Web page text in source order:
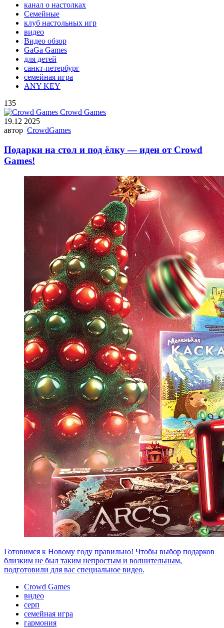
канал о настолках
Семейные
клуб настольных игр
видео
Видео обзор
GaGa Games
для детей
санкт-петербург
семейная игра
ANY KEY
135
Crowd Games
19.12 2025
автор CrowdGames
Подарки на стол и под ёлку — идеи от Crowd
Games!
Готовимся к Новому году правильно! Чтобы выбор подарков
близким не был таким непростым и волнительным,
подготовили для вас специальное видео.
Crowd Games
видео
серп
семейная игра
гармония